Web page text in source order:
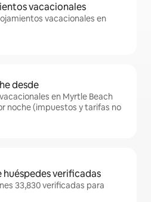
vacacionales
vacacionales en
desde
en Myrtle Beach
noche (impuestos y tarifas no
huéspedes verificadas
33,830 verificadas para